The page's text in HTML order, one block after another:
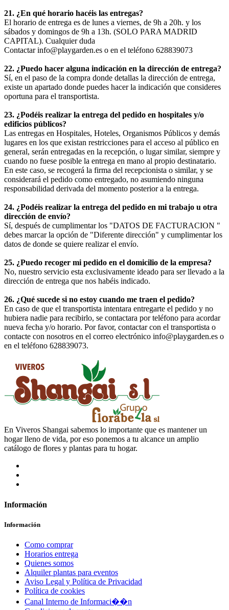
21. ¿En qué horario hacéis las entregas?
El horario de entrega es de lunes a viernes, de 9h a 20h. y los
sábados y domingos de 9h a 13h. (SOLO PARA MADRID
CAPITAL). Cualquier duda
Contactar info@playgarden.es o en el teléfono 628839073
22. ¿Puedo hacer alguna indicación en la dirección de entrega?
Sí, en el paso de la compra donde detallas la dirección de entrega,
existe un apartado donde puedes hacer la indicación que consideres
oportuna para el transportista.
23. ¿Podéis realizar la entrega del pedido en hospitales y/o
edificios públicos?
Las entregas en Hospitales, Hoteles, Organismos Públicos y demás
lugares en los que existan restricciones para el acceso al público en
general, serán entregadas en la recepción, o lugar similar, siempre y
cuando no fuese posible la entrega en mano al propio destinatario.
En este caso, se recogerá la firma del recepcionista o similar, y se
considerará el pedido como entregado, no asumiendo ninguna
responsabilidad derivada del momento posterior a la entrega.
24. ¿Podéis realizar la entrega del pedido en mi trabajo u otra
dirección de envío?
Sí, después de cumplimentar los "DATOS DE FACTURACION "
debes marcar la opción de "Diferente dirección" y cumplimentar los
datos de donde se quiere realizar el envío.
25. ¿Puedo recoger mi pedido en el domicilio de la empresa?
No, nuestro servicio esta exclusivamente ideado para ser llevado a la
dirección de entrega que nos habéis indicado.
26. ¿Qué sucede si no estoy cuando me traen el pedido?
En caso de que el transportista intentara entregarte el pedido y no
hubiera nadie para recibirlo, se contactara por teléfono para acordar
nueva fecha y/o horario. Por favor, contactar con el transportista o
contacte con nosotros en el correo electrónico info@playgarden.es o
en el teléfono 628839073.
En Viveros Shangai sabemos lo importante que es mantener un
hogar lleno de vida, por eso ponemos a tu alcance un amplio
catálogo de flores y plantas para tu hogar.
Información
Información
Como comprar
Horarios entrega
Quienes somos
Alquiler plantas para eventos
Aviso Legal y Política de Privacidad
Política de cookies
Canal Interno de Informaci��n